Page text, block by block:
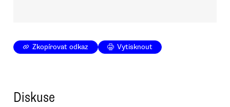
Zkopírovat odkaz Vytisknout
Diskuse